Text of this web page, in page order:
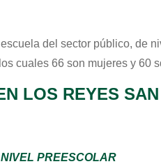
del sector público, de
cuales 66 son mujeres y 60
LOS REYES
PREESCOLAR